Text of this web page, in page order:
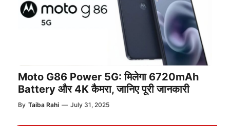
Moto G86 Power 5G: मिलेगा 6720mAh
Battery और 4K कैमरा, जानिए पूरी जानकारी
By Taiba Rahi — July 31, 2025